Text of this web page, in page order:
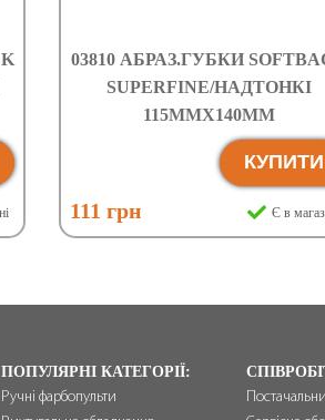
03810 АБРАЗ.ГУБКИ
SUPERFINE/НАДТОНКІ
115ММХ140ММ
111 грн
КУПИТИ
Є в
ПОПУЛЯРНІ КАТЕГОРІЇ:
Ручні фарбопульти